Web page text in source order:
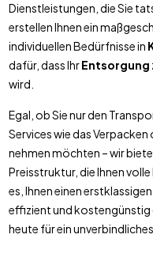
Dienstleistungen, die Sie
erstellen Ihnen ein
individuellen Bedürfnisse in
dafür, dass IhrEntsorgung
wird.
Egal, ob Sie nur den
Services wie das
nehmen möchten – wir
Preisstruktur, die Ihnen
es, Ihnen einen
effizient und kostengünstig
heute für ein